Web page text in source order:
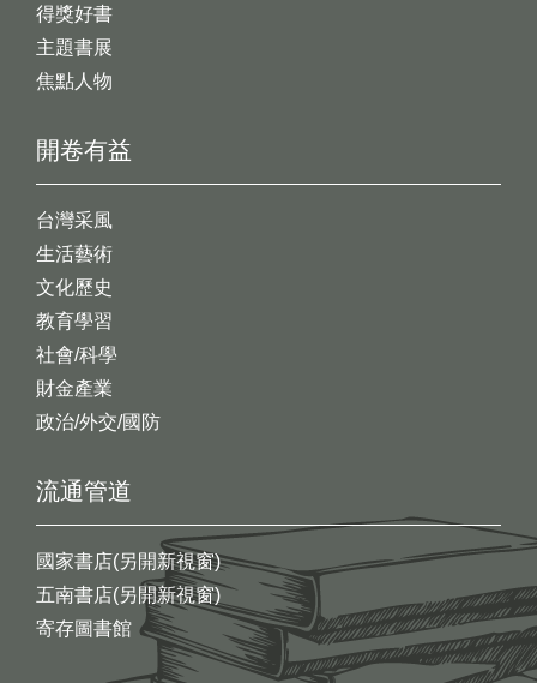
開卷有益
台灣采風
生活藝術
文化歷史
教育學習
社會/科學
財金產業
政治/外交/國防
得獎好書
主題書展
焦點人物
流通管道
國家書店(另開新視窗)
五南書店(另開新視窗)
寄存圖書館